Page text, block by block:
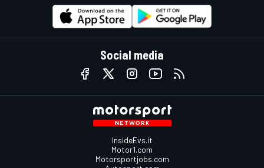
Social media
InsideEvs.it
Motor1.com
Motorsportjobs.com